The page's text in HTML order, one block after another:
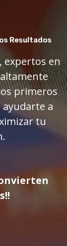
Resultados
expertos en
primeros
a
tu